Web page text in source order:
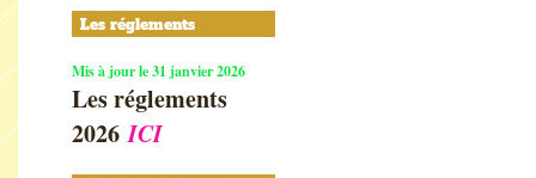
Les réglements
Mis à jour le 31 janvier 2026
Les réglements
2026ICI